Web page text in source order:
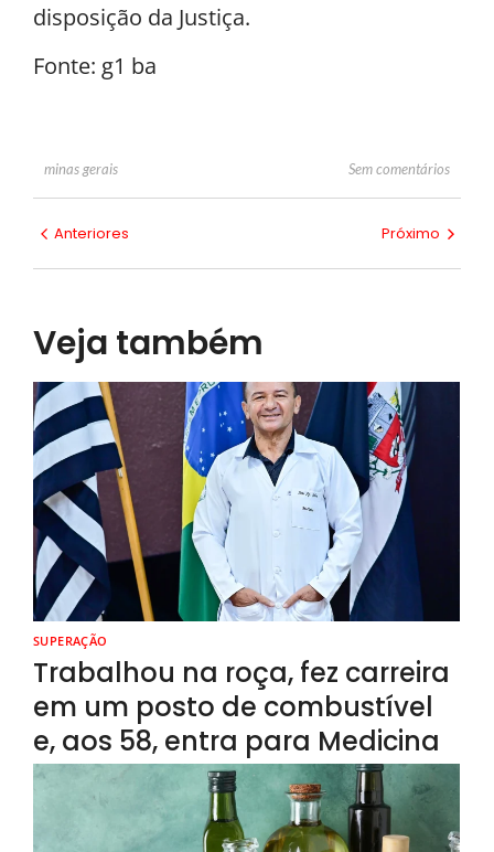
disposição da Justiça.
Fonte: g1 ba
minas gerais Sem comentários
Anteriores Próximo
Veja também
SUPERAÇÃO
Trabalhou na roça, fez carreira
em um posto de combustível
e, aos 58, entra para Medicina